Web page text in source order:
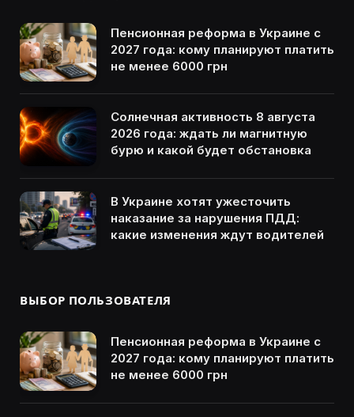
Пенсионная реформа в Украине с
2027 года: кому планируют платить
не менее 6000 грн
Солнечная активность 8 августа
2026 года: ждать ли магнитную
бурю и какой будет обстановка
В Украине хотят ужесточить
наказание за нарушения ПДД:
какие изменения ждут водителей
ВЫБОР ПОЛЬЗОВАТЕЛЯ
Пенсионная реформа в Украине с
2027 года: кому планируют платить
не менее 6000 грн